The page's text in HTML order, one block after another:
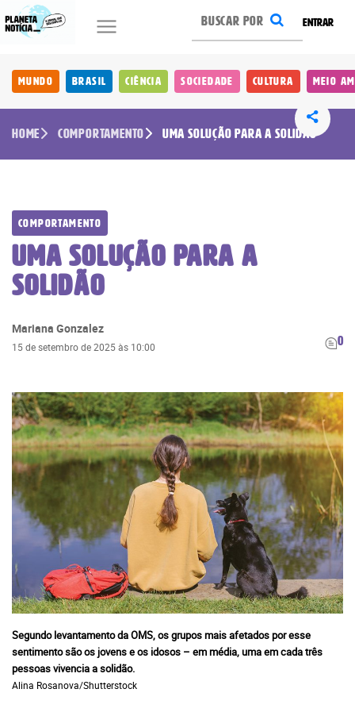
ENTRAR
Mundo Brasil Ciência Sociedade Cultura Meio
Home Comportamento Uma solução para a solidão
Comportamento
Uma solução para a
solidão
Mariana Gonzalez
15 de setembro de 2025 às 10:00 0
Segundo levantamento da OMS, os grupos mais afetados por esse
sentimento são os jovens e os idosos – em média, uma em cada três
pessoas vivencia a solidão.
Alina Rosanova/Shutterstock